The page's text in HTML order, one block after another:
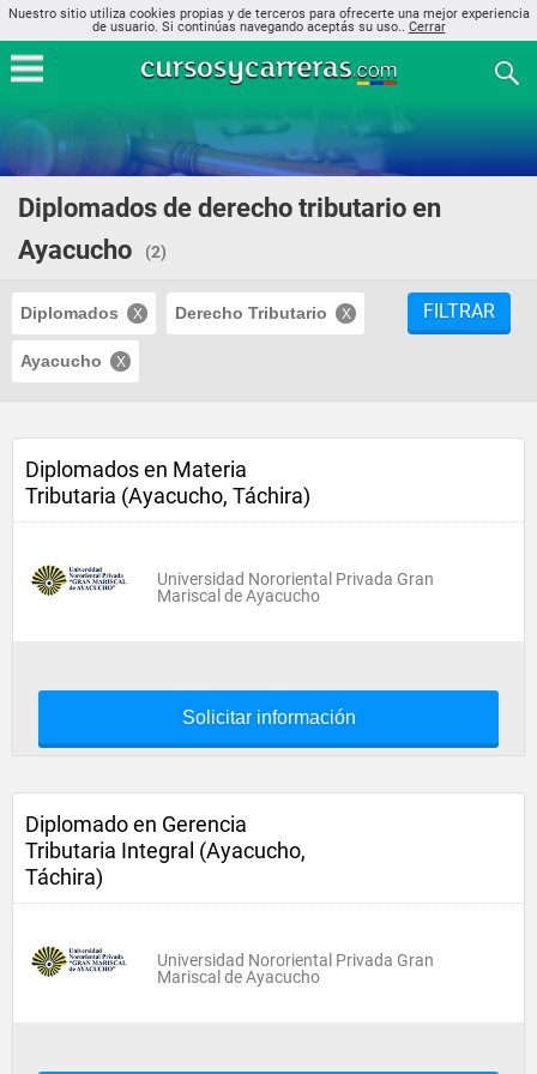
Nuestro sitio utiliza cookies propias y de terceros para ofrecerte una mejor experiencia
de usuario. Si continúas navegando aceptás su uso.. Cerrar
Diplomados de derecho tributario en
Ayacucho
(2)
Diplomados Derecho Tributario
Ayacucho
FILTRAR
Diplomados en Materia
Tributaria (Ayacucho, Táchira)
Universidad Nororiental Privada Gran
Mariscal de Ayacucho
Solicitar información
Diplomado en Gerencia
Tributaria Integral (Ayacucho,
Táchira)
Universidad Nororiental Privada Gran
Mariscal de Ayacucho